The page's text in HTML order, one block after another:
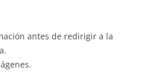
antes de redirigir a la